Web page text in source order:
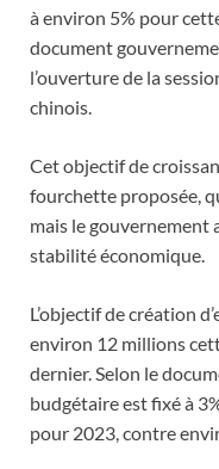
à environ 5% pour
document
l’ouverture de la
chinois.
Cet objectif de
fourchette proposée,
mais le gouvernement
stabilité économique.
L’objectif de création
environ 12 millions
dernier. Selon le
budgétaire est fixé à
pour 2023, contre